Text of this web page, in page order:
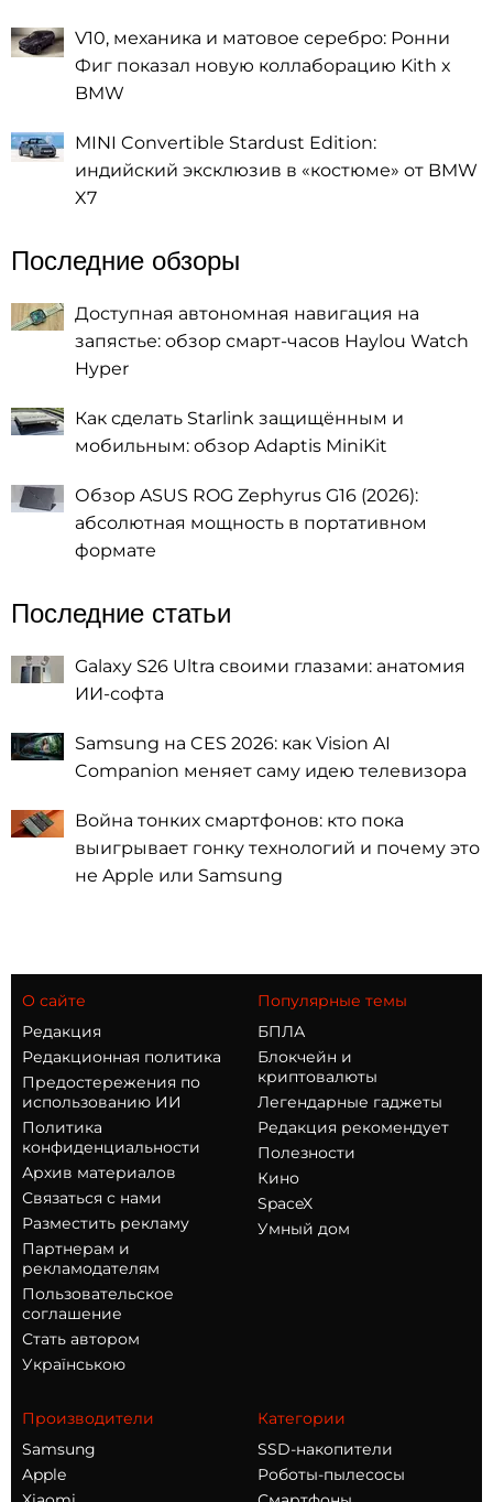
V10, механика и матовое серебро: Ронни
Фиг показал новую коллаборацию Kith x
BMW
MINI Convertible Stardust Edition:
индийский эксклюзив в «костюме» от BMW
X7
Последние обзоры
Доступная автономная навигация на
запястье: обзор смарт-часов Haylou Watch
Hyper
Как сделать Starlink защищённым и
мобильным: обзор Adaptis MiniKit
Обзор ASUS ROG Zephyrus G16 (2026):
абсолютная мощность в портативном
формате
Последние статьи
Galaxy S26 Ultra своими глазами: анатомия
ИИ-софта
Samsung на CES 2026: как Vision AI
Companion меняет саму идею телевизора
Война тонких смартфонов: кто пока
выигрывает гонку технологий и почему это
не Apple или Samsung
О сайте
Редакция
Редакционная политика
Предостережения по
использованию ИИ
Политика
конфиденциальности
Архив материалов
Связаться с нами
Разместить рекламу
Партнерам и
рекламодателям
Пользовательское
соглашение
Стать автором
Українською
Популярные темы
БПЛА
Блокчейн и
криптовалюты
Легендарные гаджеты
Редакция рекомендует
Полезности
Кино
SpaceX
Умный дом
Производители
Samsung
Apple
Категории
SSD-накопители
Роботы-пылесосы